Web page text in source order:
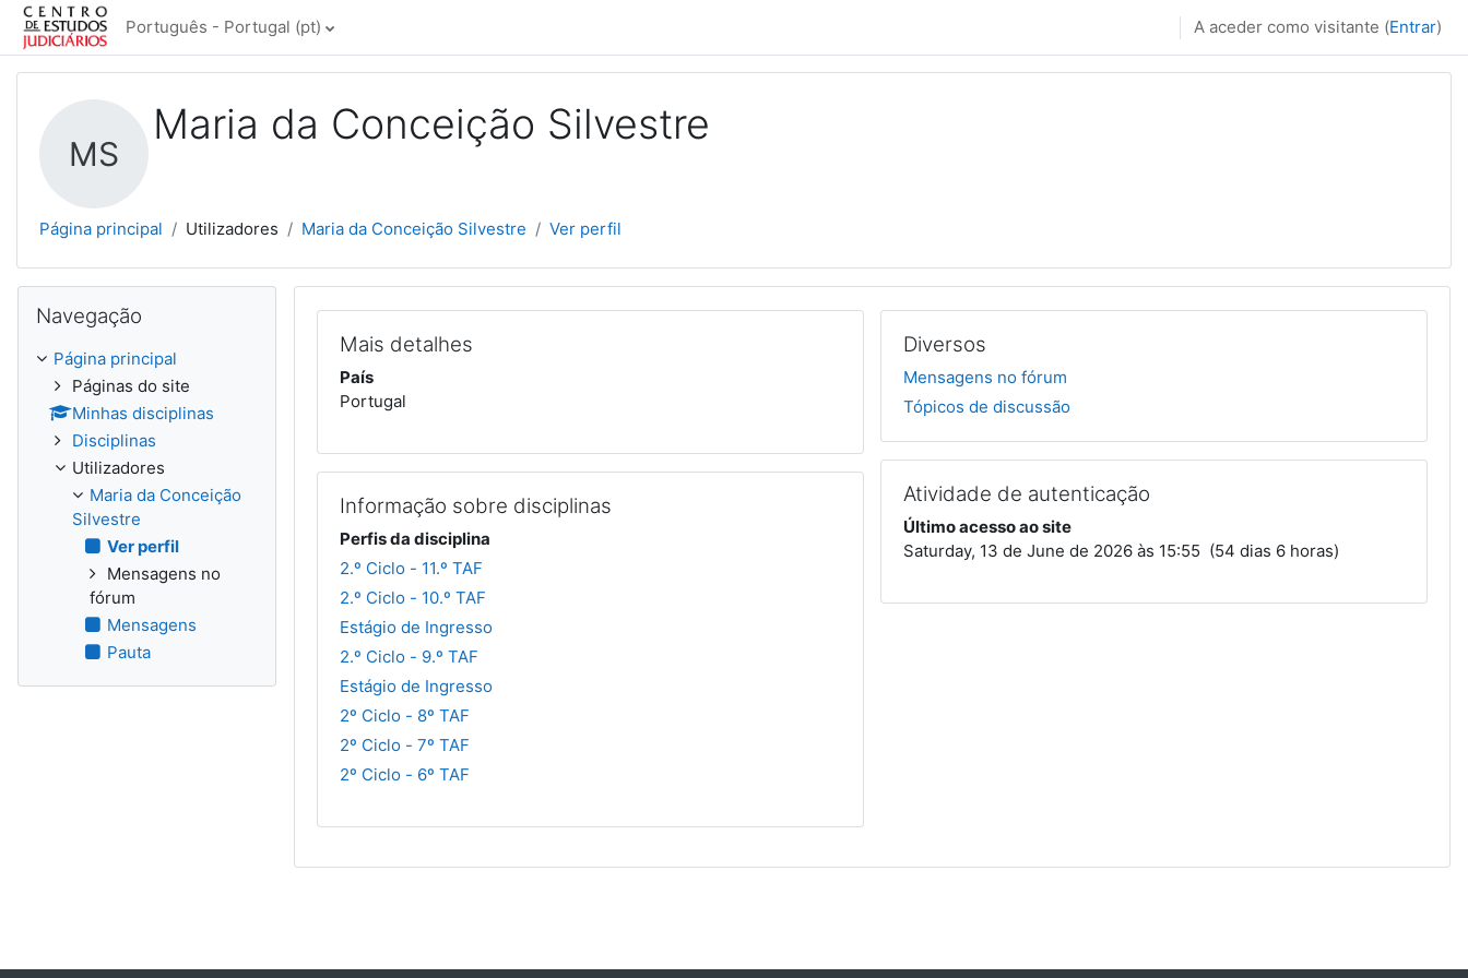
Ir para o conteúdo principal
Português - Portugal ‎(pt)‎ A aceder como visitante (Entrar)
MS
Maria da Conceição Silvestre
Página principal Utilizadores Maria da Conceição Silvestre Ver perfil
Mais detalhes
País
Portugal
Informação sobre disciplinas
Perfis da disciplina
2.º Ciclo - 11.º TAF
2.º Ciclo - 10.º TAF
Estágio de Ingresso
2.º Ciclo - 9.º TAF
Estágio de Ingresso
2º Ciclo - 8º TAF
2º Ciclo - 7º TAF
2º Ciclo - 6º TAF
Diversos
Mensagens no fórum
Tópicos de discussão
Atividade de autenticação
Último acesso ao site
Saturday, 13 de June de 2026 às 15:55 (54 dias 6 horas)
Navegação
Página principal
Páginas do site
Minhas disciplinas
Disciplinas
Utilizadores
Maria da Conceição
Silvestre
Ver perfil
Mensagens no
fórum
Mensagens
Pauta